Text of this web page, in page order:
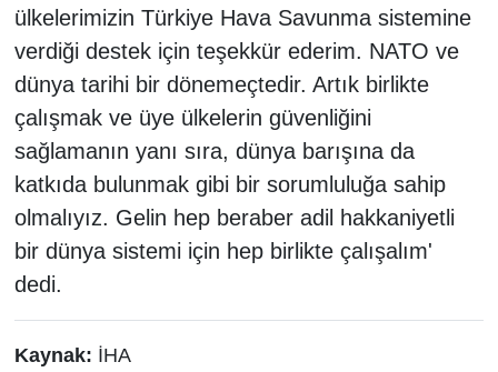
ülkelerimizin Türkiye Hava Savunma sistemine
verdiği destek için teşekkür ederim. NATO ve
dünya tarihi bir dönemeçtedir. Artık birlikte
çalışmak ve üye ülkelerin güvenliğini
sağlamanın yanı sıra, dünya barışına da
katkıda bulunmak gibi bir sorumluluğa sahip
olmalıyız. Gelin hep beraber adil hakkaniyetli
bir dünya sistemi için hep birlikte çalışalım'
dedi.
Kaynak: İHA